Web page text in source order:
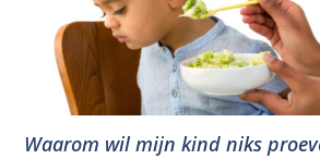
Waarom wil mijn kind niks